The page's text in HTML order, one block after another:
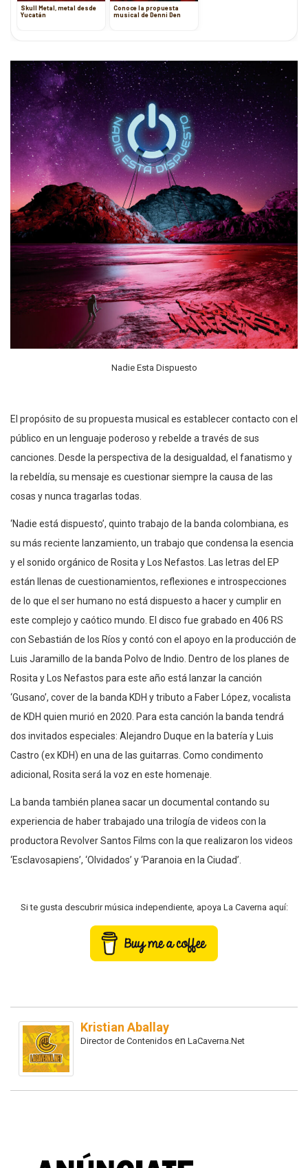
Skull Metal, metal desde
Yucatán
Conoce la propuesta
musical de Denni Den
Nadie Esta Dispuesto
El propósito de su propuesta musical es establecer contacto con el
público en un lenguaje poderoso y rebelde a través de sus
canciones. Desde la perspectiva de la desigualdad, el fanatismo y
la rebeldía, su mensaje es cuestionar siempre la causa de las
cosas y nunca tragarlas todas.
‘Nadie está dispuesto’, quinto trabajo de la banda colombiana, es
su más reciente lanzamiento, un trabajo que condensa la esencia
y el sonido orgánico de Rosita y Los Nefastos. Las letras del EP
están llenas de cuestionamientos, reflexiones e introspecciones
de lo que el ser humano no está dispuesto a hacer y cumplir en
este complejo y caótico mundo. El disco fue grabado en 406 RS
con Sebastián de los Ríos y contó con el apoyo en la producción de
Luis Jaramillo de la banda Polvo de Indio. Dentro de los planes de
Rosita y Los Nefastos para este año está lanzar la canción
‘Gusano’, cover de la banda KDH y tributo a Faber López, vocalista
de KDH quien murió en 2020. Para esta canción la banda tendrá
dos invitados especiales: Alejandro Duque en la batería y Luis
Castro (ex KDH) en una de las guitarras. Como condimento
adicional, Rosita será la voz en este homenaje.
La banda también planea sacar un documental contando su
experiencia de haber trabajado una trilogía de videos con la
productora Revolver Santos Films con la que realizaron los videos
‘Esclavosapiens’, ‘Olvidados’ y ‘Paranoia en la Ciudad’.
Si te gusta descubrir música independiente, apoya La Caverna aquí:
Kristian Aballay
Director de Contenidos en LaCaverna.Net